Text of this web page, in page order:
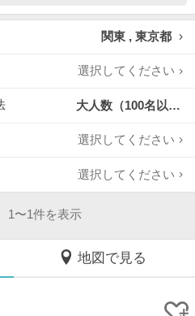
関東 , 東京都
選択してください
大人数（100名以上）,
選択してください
選択してください
〜1件を表示
地図で見る